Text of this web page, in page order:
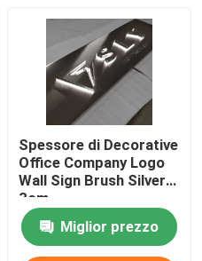
Spessore di Decorative
Office Company Logo
Wall Sign Brush Silver
3cm
Miglior prezzo